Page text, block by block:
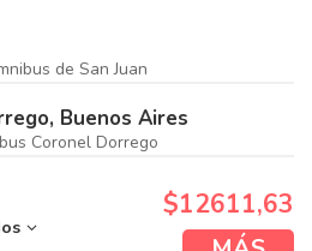
de San Juan
Buenos Aires
Coronel Dorrego
$12611,63